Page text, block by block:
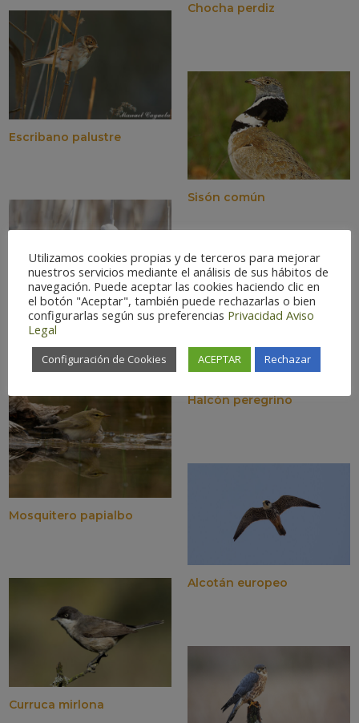
Escribano palustre
Pájaro-moscón europeo
Mosquitero papialbo
Curruca mirlona
Chocha perdiz
Sisón común
Halcón peregrino
Alcotán europeo
Utilizamos cookies propias y de terceros para mejorar
nuestros servicios mediante el análisis de sus hábitos de
navegación. Puede aceptar las cookies haciendo clic en
el botón "Aceptar", también puede rechazarlas o bien
configurarlas según sus preferencias Privacidad Aviso
Legal
Configuración de Cookies ACEPTAR Rechazar